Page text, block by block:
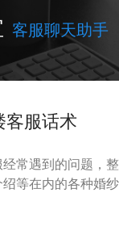
客服聊天助手
客服话术
常遇到的问题，
等在内的各种婚